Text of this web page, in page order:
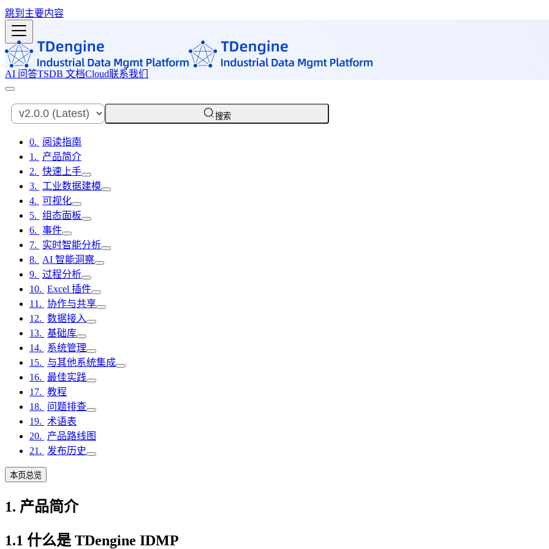
跳到主要内容
AI 问答TSDB 文档Cloud联系我们
搜索
阅读指南
产品简介
快速上手
工业数据建模
可视化
组态面板
事件
实时智能分析
AI 智能洞察
过程分析
Excel 插件
协作与共享
数据接入
基础库
系统管理
与其他系统集成
最佳实践
教程
问题排查
术语表
产品路线图
发布历史
本页总览
1. 产品简介
1.1 什么是 TDengine IDMP